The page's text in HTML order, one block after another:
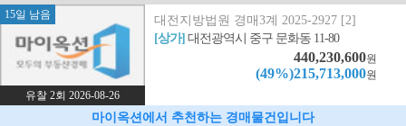
15일 남음
유찰 2회 2026-08-26
대전지방법원 경매3계 2025-2927 [2]
[상가]대전광역시 중구 문화동 11-80
440,230,600원
(49%)215,713,000원
마이옥션에서 추천하는 경매물건입니다